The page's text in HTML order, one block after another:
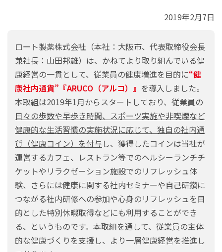
2019年2月7日
ロート製薬株式会社（本社：大阪市、代表取締役会長
兼社長：山田邦雄）は、かねてより取り組んでいる健
康経営の一貫として、従業員の健康増進を目的に“健
康社内通貨”『ARUCO（アルコ）』 を導入しました。
本取組は2019年1月からスタートしており、 従業員の
日々の歩数や早歩き時間、スポーツ実施や非喫煙など
健康的な生活習慣の実施状況に応じて、独自の社内通
貨（健康コイン）を付与し、獲得したコインは当社が
運営するカフェ、レストラン等でのヘルシーランチチ
ケットやリラクゼーション施設でのリフレッシュ体
験、さらには健康に関する社内セミナーや自己研鑽に
つながる社内研修への参加や心身のリフレッシュを目
的とした特別休暇取得などにも利用することができ
る、というものです。本取組を通して、従業員の主体
的な健康づくりを支援し、より一層健康経営を推進し